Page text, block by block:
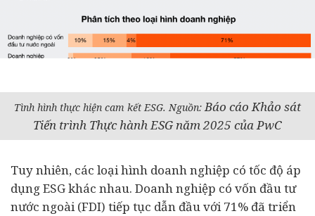
Tình hình thực hiện cam kết ESG. Nguồn:Báo cáo Khảo sát
Tiến trình Thực hành ESG năm 2025 của PwC
Tuy nhiên, các loại hình doanh nghiệp có tốc độ áp
dụng ESG khác nhau. Doanh nghiệp có vốn đầu tư
nước ngoài (FDI) tiếp tục dẫn đầu với 71% đã triển